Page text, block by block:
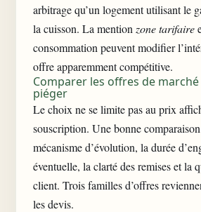
arbitrage qu’un logement utilisant le
la cuisson. La mention zone tarifaire
consommation peuvent modifier
offre apparemment compétitive.
Comparer les offres de
piéger
Le choix ne se limite pas au prix
souscription. Une bonne
mécanisme d’évolution, la durée
éventuelle, la clarté des remises et la
client. Trois familles d’offres
les devis.